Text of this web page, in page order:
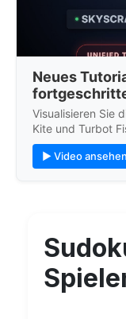
Neues
Visualisieren Sie
Kite und Turbot
▶ Video ansehen